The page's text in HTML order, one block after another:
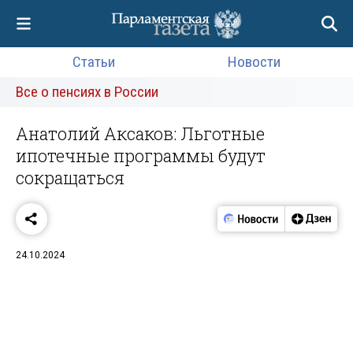
Статьи
Новости
Все о пенсиях в России
Анатолий Аксаков: Льготные
ипотечные программы будут
сокращаться
24.10.2024